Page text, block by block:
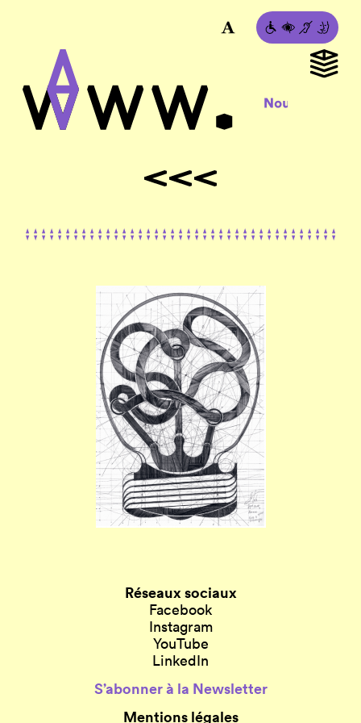
Réseaux sociaux
Facebook
Instagram
YouTube
LinkedIn
S’abonner à la Newsletter
Mentions légales